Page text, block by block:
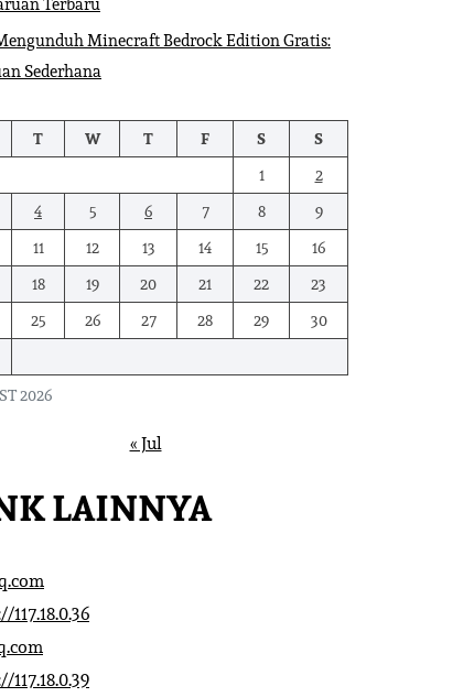
Minecraft Bedrock Edition Gratis:
Sederhana
2026
T W T F S
S
1
2
4 5 6 7 8
9
11 12 13 14 15
16
18 19 20 21 22
23
25 26 27 28 29
30
« Jul
LAINNYA